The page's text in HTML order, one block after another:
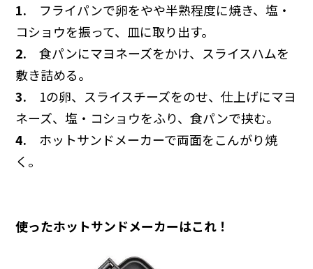
1. フライパンで卵をやや半熟程度に焼き、塩・
コショウを振って、皿に取り出す。
2. 食パンにマヨネーズをかけ、スライスハムを
敷き詰める。
3. 1の卵、スライスチーズをのせ、仕上げにマヨ
ネーズ、塩・コショウをふり、食パンで挟む。
4. ホットサンドメーカーで両面をこんがり焼
く。
使ったホットサンドメーカーはこれ！